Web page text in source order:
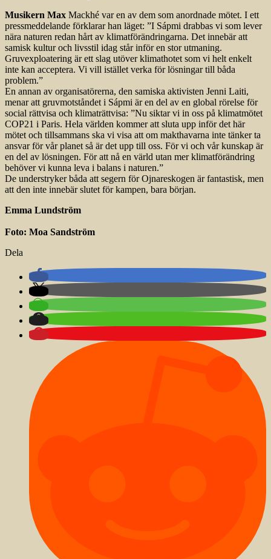
Musikern Max Mackhé var en av dem som anordnade mötet. I ett
pressmeddelande förklarar han läget: ”I Sápmi drabbas vi som lever
nära naturen redan hårt av klimatförändringarna. Det innebär att
samisk kultur och livsstil idag står inför en stor utmaning.
Gruvexploatering är ett slag utöver klimathotet som vi helt enkelt
inte kan acceptera. Vi vill istället verka för lösningar till båda
problem.”
En annan av organisatörerna, den samiska aktivisten Jenni Laiti,
menar att gruvmotståndet i Sápmi är en del av en global rörelse för
social rättvisa och klimaträttvisa: ”Nu siktar vi in oss på klimatmötet
COP21 i Paris. Hela världen kommer att sluta upp inför det här
mötet och tillsammans ska vi visa att om makthavarna inte tänker ta
ansvar för vår planet så är det upp till oss. För vi och vår kunskap är
en del av lösningen. För att nå en värld utan mer klimatförändring
behöver vi kunna leva i balans i naturen.”
De understryker båda att segern för Ojnareskogen är fantastisk, men
att den inte innebär slutet för kampen, bara början.
Emma Lundström
Foto: Moa Sandström
Dela